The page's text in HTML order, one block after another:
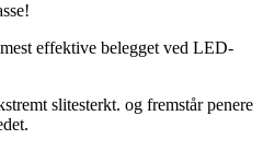
effektive belegget ved LED-
slitesterkt. og fremstår penere